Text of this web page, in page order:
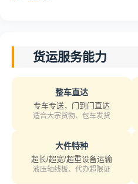
货运服务能力
整车直达
专车专送，门到门直达
适合大宗货物、包车发货
大件特种
超长/超宽/超重设备运输
液压轴线板、代办超限证